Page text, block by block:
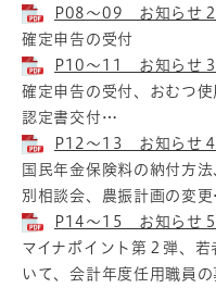
P08～09 お知らせ
確定申告の受付
P10～11 お知らせ
確定申告の受付、おむつ
認定書交付…
P12～13 お知らせ
国民年金保険料の納付方
別相談会、農振計画の変
P14～15 お知らせ
マイナポイント第２弾、
いて、会計年度任用職員の